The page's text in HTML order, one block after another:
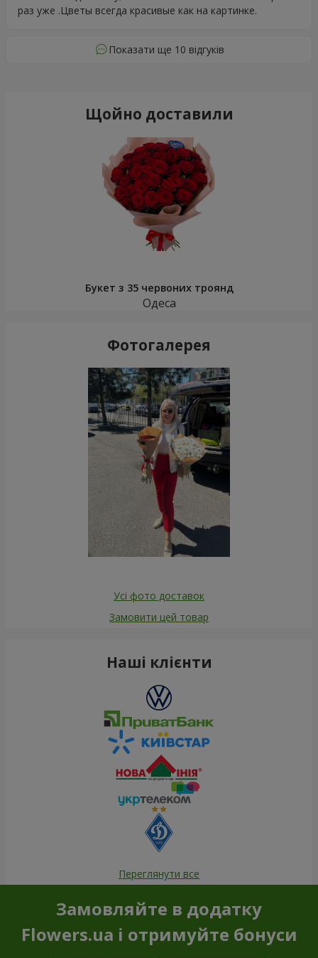
раз уже .Цветы всегда красивые как на картинке.
Показати ще 10 відгуків
Щойно доставили
Букет з 35 червоних троянд
Одеса
Фотогалерея
Усі фото доставок
Замовити цей товар
Наші клієнти
Переглянути все
Замовляйте в додатку
Flowers.ua і отримуйте бонуси